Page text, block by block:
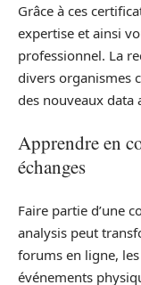
Grâce à ces
expertise et ainsi
professionnel. La
divers organismes
des nouveaux data
Apprendre en
échanges
Faire partie d’une
analysis peut
forums en ligne,
événements